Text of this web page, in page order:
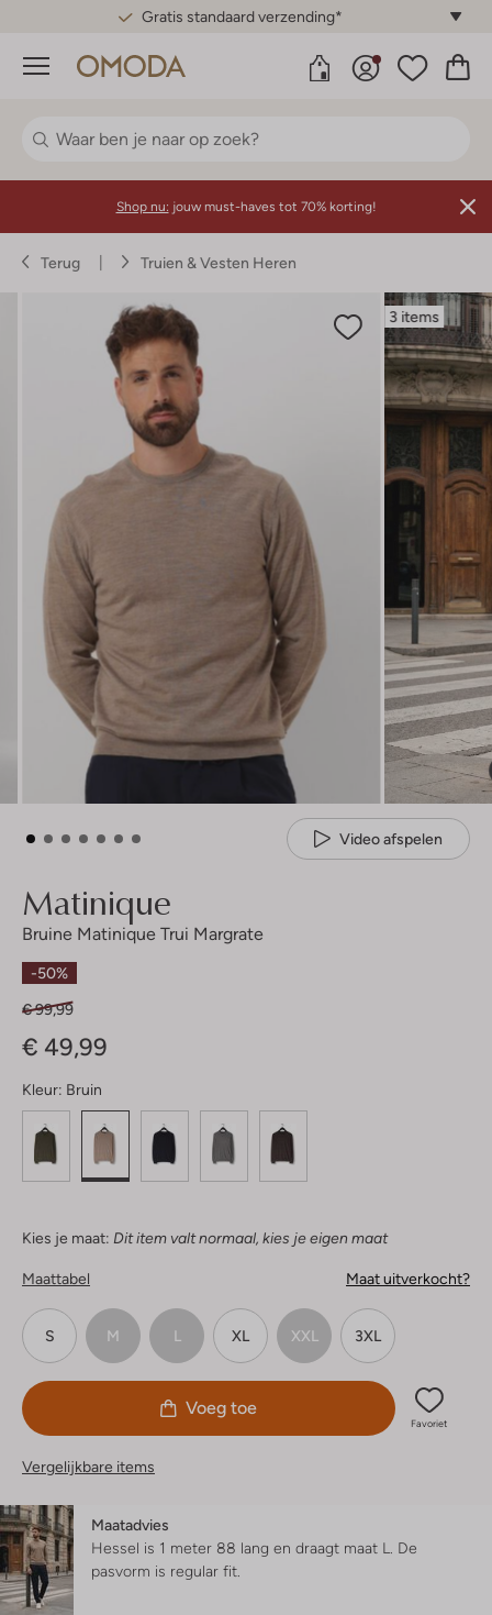
Gratis standaard verzending*
Menu
Shop nu: jouw must-haves tot 70% korting!
Terug Truien & Vesten Heren
3 items
Video afspelen
Matinique
Bruine Matinique Trui Margrate
-50%
€ 99,99
€ 49,99
Kleur: Bruin
Kies je maat: Dit item valt normaal, kies je eigen maat
Maattabel Maat uitverkocht?
S M L XL XXL 3XL
Voeg toe
Favoriet
Vergelijkbare items
Maatadvies
Hessel is 1 meter 88 lang en draagt maat L. De
pasvorm is regular fit